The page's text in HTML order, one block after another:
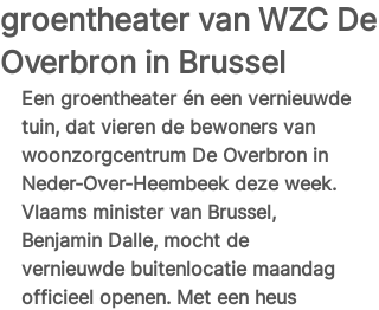
groentheater van WZC De
Overbron in Brussel
Een groentheater én een vernieuwde
tuin, dat vieren de bewoners van
woonzorgcentrum De Overbron in
Neder-Over-Heembeek deze week.
Vlaams minister van Brussel,
Benjamin Dalle, mocht de
vernieuwde buitenlocatie maandag
officieel openen. Met een heus